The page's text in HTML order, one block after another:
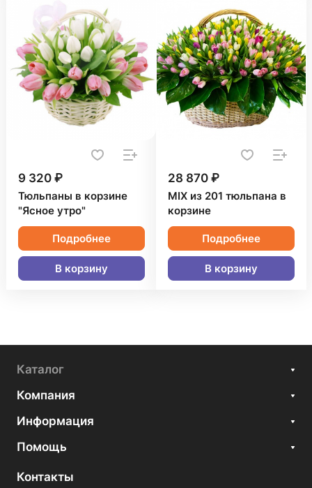
9 320 ₽
Тюльпаны в корзине
"Ясное утро"
Подробнее
В корзину
28 870 ₽
MIX из 201 тюльпана в
корзине
Подробнее
В корзину
Каталог
Компания
Информация
Помощь
Контакты